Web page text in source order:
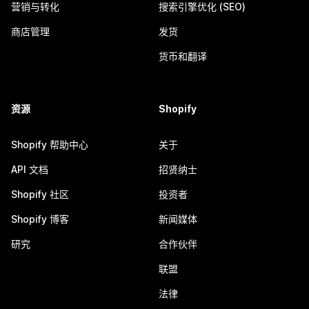
营销与转化
商店管理
搜索引擎优化 (SEO)
发货
货币和翻译
资源
Shopify 帮助中心
API 文档
Shopify 社区
Shopify 博客
研究
Shopify
关于
招贤纳士
投资者
新闻媒体
合作伙伴
联盟
法律